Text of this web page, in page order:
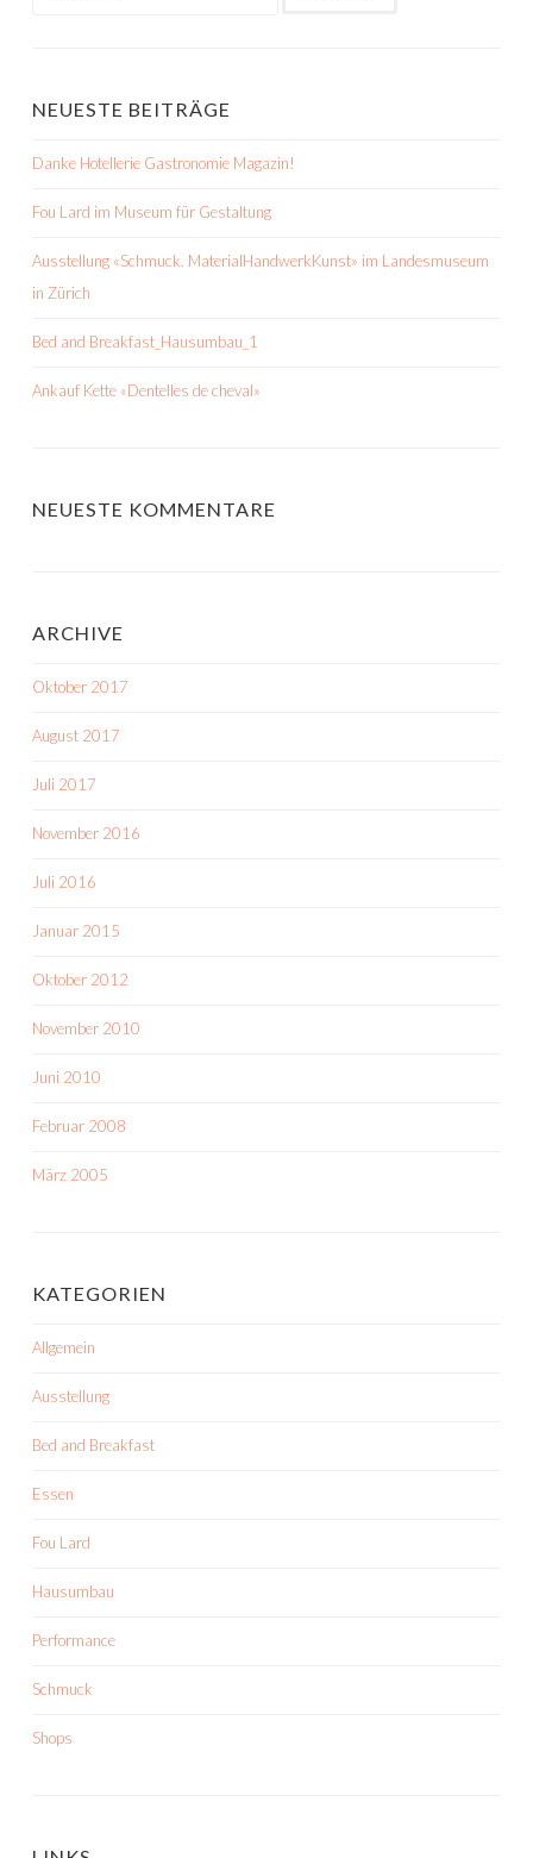
NEUESTE BEITRÄGE
Danke Hotellerie Gastronomie Magazin!
Fou Lard im Museum für Gestaltung
Ausstellung «Schmuck. MaterialHandwerkKunst» im Landesmuseum
in Zürich
Bed and Breakfast_Hausumbau_1
Ankauf Kette «Dentelles de cheval»
NEUESTE KOMMENTARE
ARCHIVE
Oktober 2017
August 2017
Juli 2017
November 2016
Juli 2016
Januar 2015
Oktober 2012
November 2010
Juni 2010
Februar 2008
März 2005
KATEGORIEN
Allgemein
Ausstellung
Bed and Breakfast
Essen
Fou Lard
Hausumbau
Performance
Schmuck
Shops